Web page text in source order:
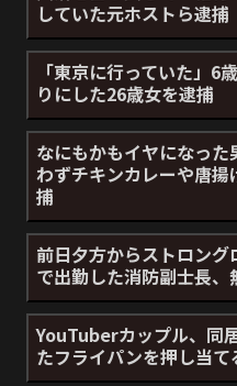
していた元ホストら逮捕
「東京に行っていた」6
りにした26歳女を逮捕
なにもかもイヤになっ
わずチキンカレーや唐
捕
前日夕方からストロン
で出勤した消防副士長、
YouTuberカップル、同
たフライパンを押し当